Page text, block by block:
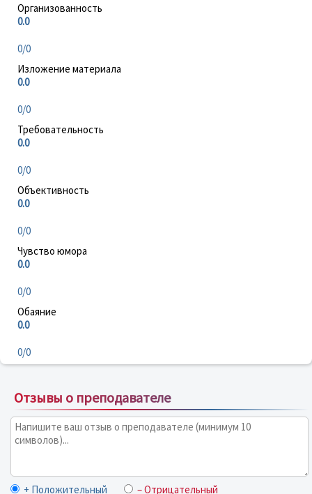
Организованность
0.0
0/0
Изложение материала
0.0
0/0
Требовательность
0.0
0/0
Объективность
0.0
0/0
Чувство юмора
0.0
0/0
Обаяние
0.0
0/0
Отзывы о преподавателе
+ Положительный – Отрицательный